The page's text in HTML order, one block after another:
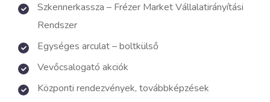
Szkennerkassza – Frézer Market Vállalatirányítási
Rendszer
Egységes arculat – boltkülső
Vevőcsalogató akciók
Központi rendezvények, továbbképzések